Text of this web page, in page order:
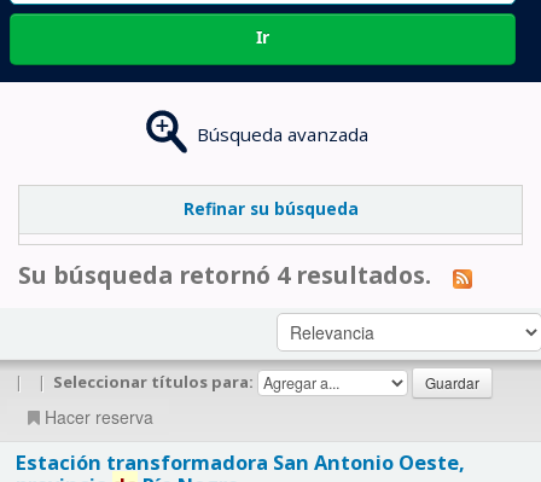
Ir
Búsqueda avanzada
Refinar su búsqueda
Su búsqueda retornó 4 resultados.
| | Seleccionar títulos para:
Hacer reserva
Estación transformadora San Antonio Oeste,